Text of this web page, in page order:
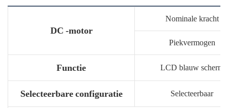
DC -motor
Nominale kracht
Piekvermogen
Functie LCD blauw scherm
Selecteerbare configuratie Selecteerbaar